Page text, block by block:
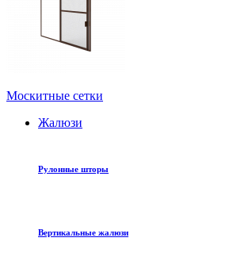
Москитные сетки
Жалюзи
Рулонные шторы
Вертикальные жалюзи